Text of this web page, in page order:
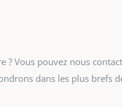
? Vous pouvez nous
dans les plus brefs